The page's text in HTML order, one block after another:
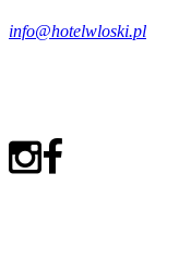
info@hotelwloski.pl